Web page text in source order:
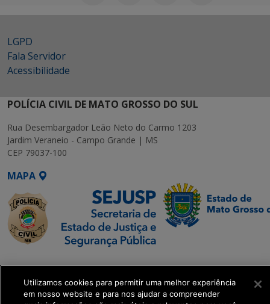
LGPD
Fala Servidor
Acessibilidade
POLÍCIA CIVIL DE MATO GROSSO DO SUL
Rua Desembargador Leão Neto do Carmo 1203
Jardim Veraneio - Campo Grande | MS
CEP 79037-100
MAPA
SETDIG | Secretaria-
Executiva de
Transformação Digital
Utilizamos cookies para permitir uma melhor experiência
em nosso website e para nos ajudar a compreender